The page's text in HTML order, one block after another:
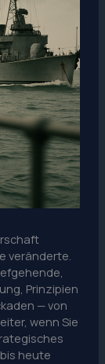
veränderte.
Prinzipien
— von
wenn Sie
heute